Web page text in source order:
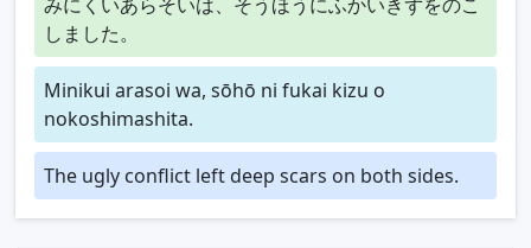
しました。
Minikui arasoi wa, sōhō ni fukai kizu o
nokoshimashita.
The ugly conflict left deep scars on both sides.